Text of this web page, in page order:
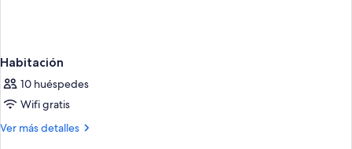
Habitación
10 huéspedes
Wifi gratis
Ver más detalles
Más